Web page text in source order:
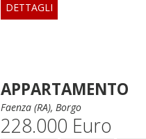
DETTAGLI
APPARTAMENTO
Faenza (RA), Borgo
228.000 Euro